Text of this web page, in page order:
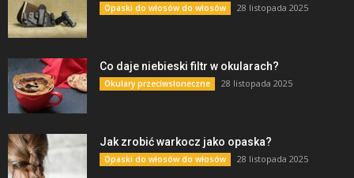
Opaski do włosów do włosów 28 listopada 2025
Co daje niebieski filtr w okularach?
Okulary przeciwsłoneczne 28 listopada 2025
Jak zrobić warkocz jako opaska?
Opaski do włosów do włosów 28 listopada 2025